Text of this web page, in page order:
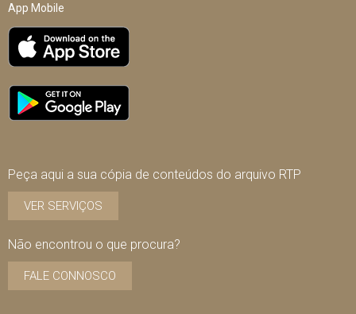
App Mobile
Peça aqui a sua cópia de conteúdos do arquivo RTP
VER SERVIÇOS
Não encontrou o que procura?
FALE CONNOSCO